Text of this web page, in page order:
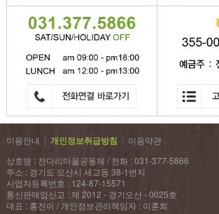
이용안내 | 개인정보취급방침 | 이용약관
상호명 : 잔다리마을공동체 / 전화 : 031-377-5866
주소 : 경기도 오산시 세교동 38-1번지
사업자등록번호 : 124-87-15571
통신판매업신고 : 제 2012 - 경기오산 - 0025호
대표 : 홍진이 / 개인정보관리책임자 : 이훈희